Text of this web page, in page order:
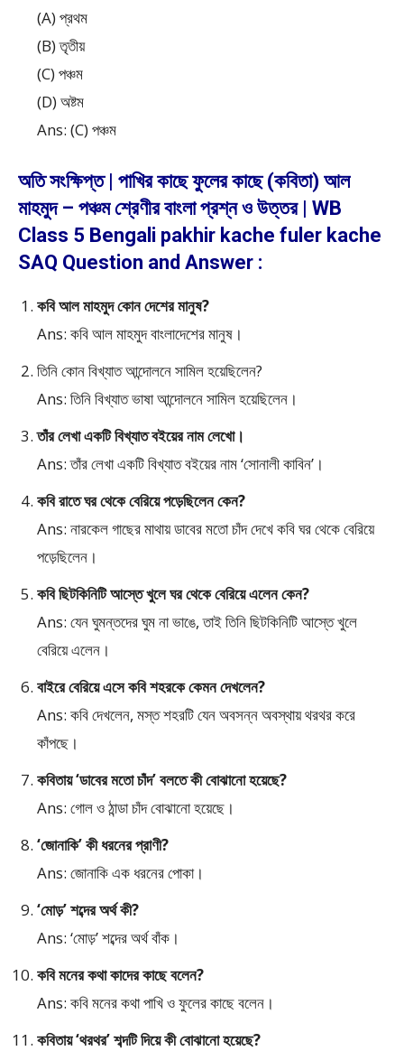
(A) প্রথম
(B) তৃতীয়
(C) পঞ্চম
(D) অষ্টম
Ans: (C) পঞ্চম
অতি সংক্ষিপ্ত | পাখির কাছে ফুলের কাছে (কবিতা) আল
মাহমুদ – পঞ্চম শ্রেণীর বাংলা প্রশ্ন ও উত্তর | WB
Class 5 Bengali pakhir kache fuler kache
SAQ Question and Answer :
কবি আল মাহমুদ কোন দেশের মানুষ?
Ans: কবি আল মাহমুদ বাংলাদেশের মানুষ।
তিনি কোন বিখ্যাত আন্দোলনে সামিল হয়েছিলেন?
Ans: তিনি বিখ্যাত ভাষা আন্দোলনে সামিল হয়েছিলেন।
তাঁর লেখা একটি বিখ্যাত বইয়ের নাম লেখো।
Ans: তাঁর লেখা একটি বিখ্যাত বইয়ের নাম ‘সোনালী কাবিন’।
কবি রাতে ঘর থেকে বেরিয়ে পড়েছিলেন কেন?
Ans: নারকেল গাছের মাথায় ডাবের মতো চাঁদ দেখে কবি ঘর থেকে বেরিয়ে
পড়েছিলেন।
কবি ছিটকিনিটি আস্তে খুলে ঘর থেকে বেরিয়ে এলেন কেন?
Ans: যেন ঘুমন্তদের ঘুম না ভাঙে, তাই তিনি ছিটকিনিটি আস্তে খুলে
বেরিয়ে এলেন।
বাইরে বেরিয়ে এসে কবি শহরকে কেমন দেখলেন?
Ans: কবি দেখলেন, মস্ত শহরটি যেন অবসন্ন অবস্থায় থরথর করে
কাঁপছে।
কবিতায় ‘ডাবের মতো চাঁদ’ বলতে কী বোঝানো হয়েছে?
Ans: গোল ও ঠান্ডা চাঁদ বোঝানো হয়েছে।
‘জোনাকি’ কী ধরনের প্রাণী?
Ans: জোনাকি এক ধরনের পোকা।
‘মোড়’ শব্দের অর্থ কী?
Ans: ‘মোড়’ শব্দের অর্থ বাঁক।
কবি মনের কথা কাদের কাছে বলেন?
Ans: কবি মনের কথা পাখি ও ফুলের কাছে বলেন।
কবিতায় ‘থরথর’ শব্দটি দিয়ে কী বোঝানো হয়েছে?